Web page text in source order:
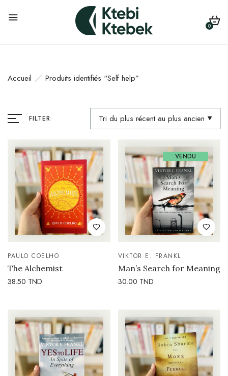
0
Accueil Produits identifiés “Self help”
FILTER Tri du plus récent au plus ancien
PAULO COELHO
The Alchemist
38.50 TND
VENDU
VIKTOR E. FRANKL
Man’s Search for Meaning
30.00 TND